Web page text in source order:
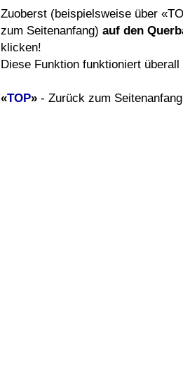
Zuoberst (beispielsweise über
zum Seitenanfang) auf den
klicken!
Diese Funktion funktioniert überall
«TOP» - Zurück zum Seitenanfang